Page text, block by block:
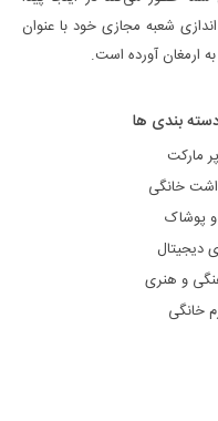
شعبه مجازی خود با عنوان
ارمغان آورده است.
بندی ها
مارکت
خانگی
پوشاک
دیجیتال
و هنری
خانگی